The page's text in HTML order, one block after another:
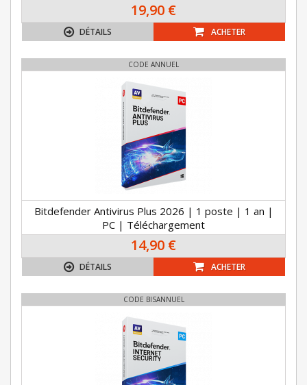
19,90 €
DÉTAILS ACHETER
CODE ANNUEL
Bitdefender Antivirus Plus 2026 | 1 poste | 1 an |
PC | Téléchargement
14,90 €
DÉTAILS ACHETER
CODE BISANNUEL